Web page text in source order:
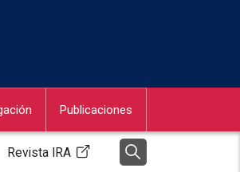
Publicaciones
Revista IRA